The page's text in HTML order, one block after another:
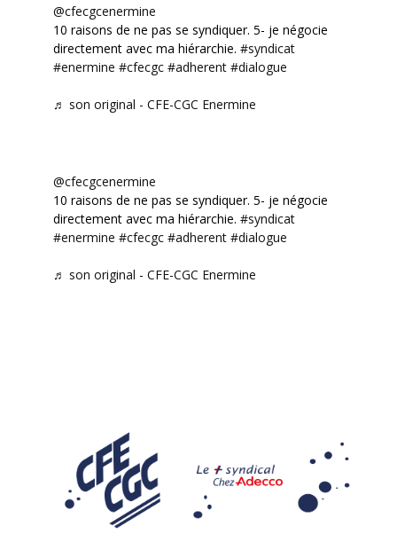
@cfecgcenermine
10 raisons de ne pas se syndiquer. 5- je négocie
directement avec ma hiérarchie. #syndicat
#enermine #cfecgc #adherent #dialogue
♬ son original - CFE-CGC Enermine
@cfecgcenermine
10 raisons de ne pas se syndiquer. 5- je négocie
directement avec ma hiérarchie. #syndicat
#enermine #cfecgc #adherent #dialogue
♬ son original - CFE-CGC Enermine